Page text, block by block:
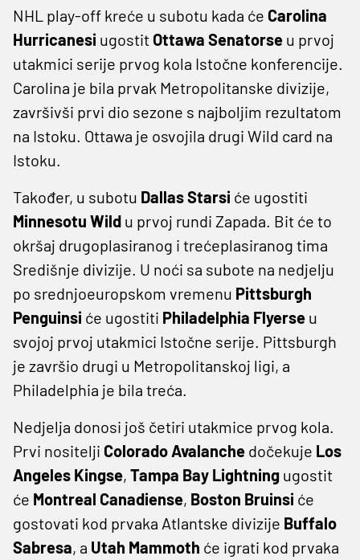
NHL play-off kreće u subotu kada će Carolina
Hurricanesi ugostit Ottawa Senatorse u prvoj
utakmici serije prvog kola Istočne konferencije.
Carolina je bila prvak Metropolitanske divizije,
završivši prvi dio sezone s najboljim rezultatom
na Istoku. Ottawa je osvojila drugi Wild card na
Istoku.
Također, u subotu Dallas Starsi će ugostiti
Minnesotu Wild u prvoj rundi Zapada. Bit će to
okršaj drugoplasiranog i trećeplasiranog tima
Središnje divizije. U noći sa subote na nedjelju
po srednjoeuropskom vremenu Pittsburgh
Penguinsi će ugostiti Philadelphia Flyerse u
svojoj prvoj utakmici Istočne serije. Pittsburgh
je završio drugi u Metropolitanskoj ligi, a
Philadelphia je bila treća.
Nedjelja donosi još četiri utakmice prvog kola.
Prvi nositelji Colorado Avalanche dočekuje Los
Angeles Kingse, Tampa Bay Lightning ugostit
će Montreal Canadiense, Boston Bruinsi će
gostovati kod prvaka Atlantske divizije Buffalo
Sabresa, a Utah Mammoth će igrati kod prvaka